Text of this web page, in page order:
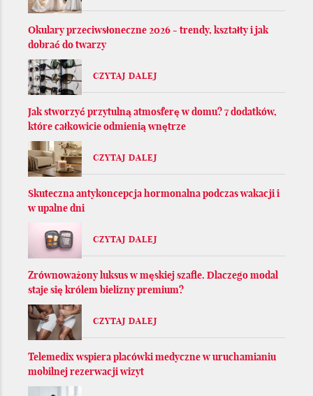
Okulary przeciwsłoneczne 2026 - trendy, kształty i jak
dobrać do twarzy
CZYTAJ DALEJ
Jak stworzyć przytulną atmosferę w domu? 7 dodatków,
które całkowicie odmienią wnętrze
CZYTAJ DALEJ
Skuteczna antykoncepcja hormonalna podczas wakacji i
w upalne dni
CZYTAJ DALEJ
Zrównoważony luksus w męskiej szafie. Dlaczego modal
staje się królem bielizny premium?
CZYTAJ DALEJ
Telemedix wspiera placówki medyczne w uruchamianiu
mobilnej rezerwacji wizyt